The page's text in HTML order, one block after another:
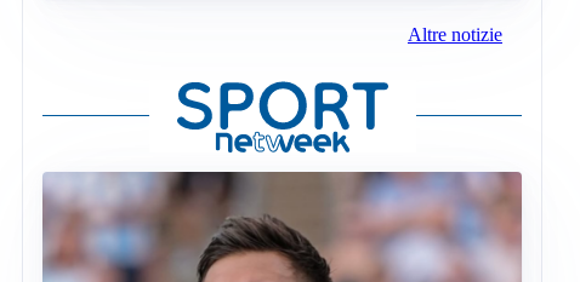
Altre notizie